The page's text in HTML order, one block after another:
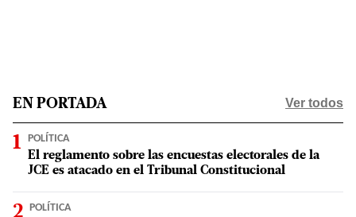
EN PORTADA Ver todos
POLÍTICA
El reglamento sobre las encuestas electorales de la
JCE es atacado en el Tribunal Constitucional
POLÍTICA